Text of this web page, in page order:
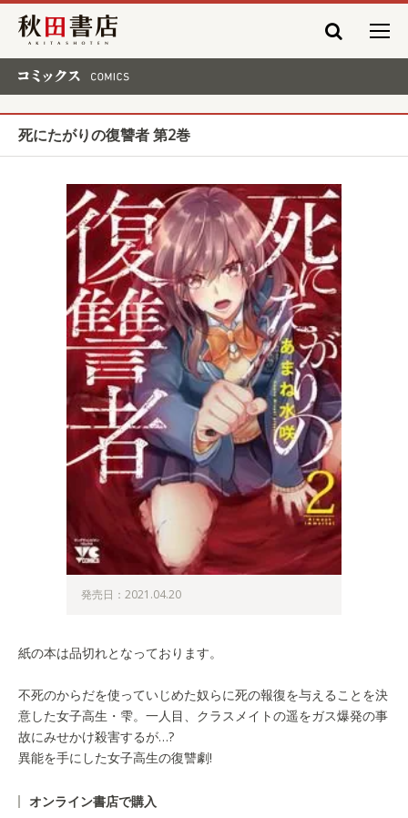
秋田書店
死にたがりの復讐者 第2巻
発売日：2021.04.20
紙の本は品切れとなっております。
不死のからだを使っていじめた奴らに死の報復を与えることを決
意した女子高生・雫。一人目、クラスメイトの遥をガス爆発の事
故にみせかけ殺害するが…?
異能を手にした女子高生の復讐劇!
オンライン書店で購入